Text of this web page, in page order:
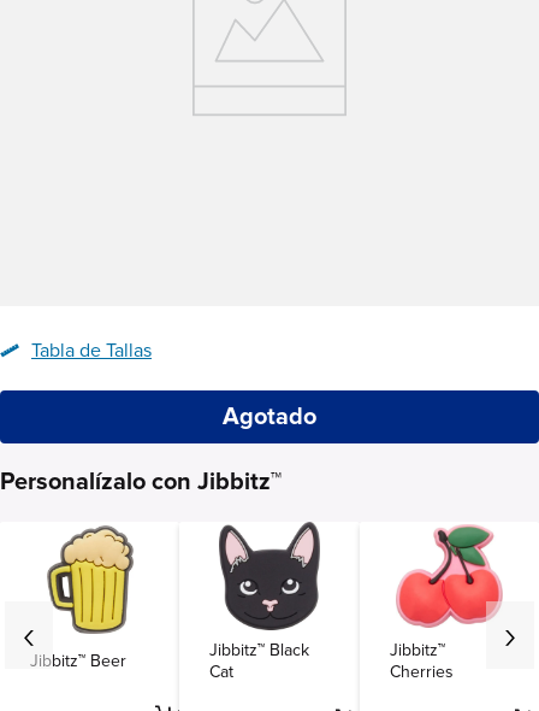
Tabla de Tallas
Agotado
Personalízalo con Jibbitz™
Jibbitz™ Beer
Jibbitz™ Black
Cat
Jibbitz™
Cherries